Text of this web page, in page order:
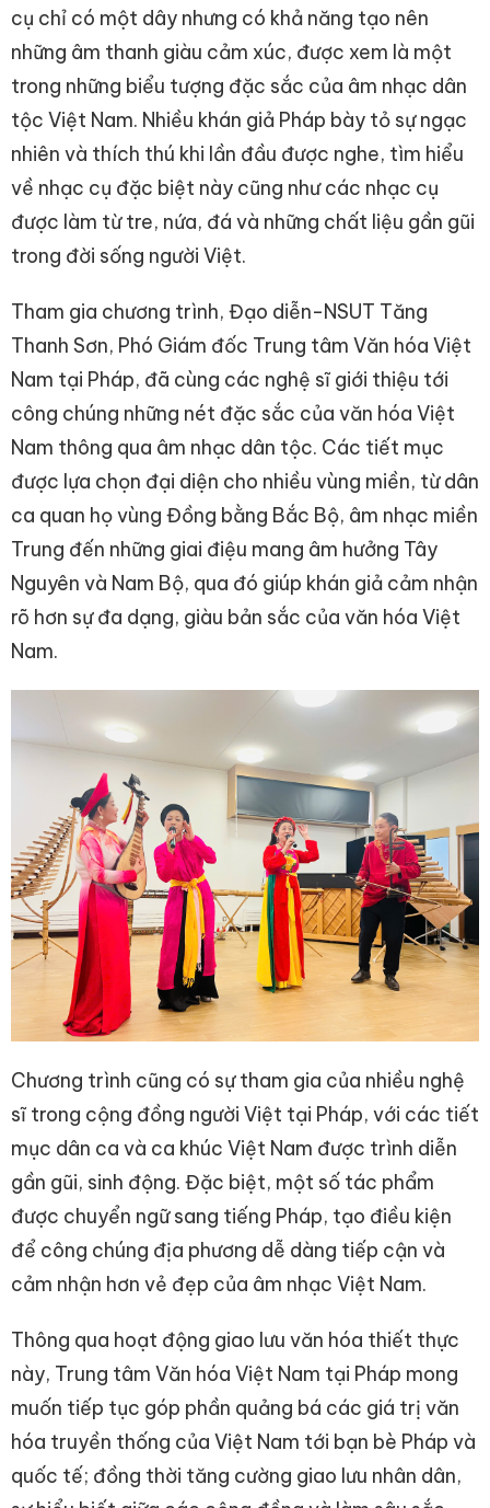
cụ chỉ có một dây nhưng có khả năng tạo nên
những âm thanh giàu cảm xúc, được xem là một
trong những biểu tượng đặc sắc của âm nhạc dân
tộc Việt Nam. Nhiều khán giả Pháp bày tỏ sự ngạc
nhiên và thích thú khi lần đầu được nghe, tìm hiểu
về nhạc cụ đặc biệt này cũng như các nhạc cụ
được làm từ tre, nứa, đá và những chất liệu gần gũi
trong đời sống người Việt.
Tham gia chương trình, Đạo diễn-NSUT Tăng
Thanh Sơn, Phó Giám đốc Trung tâm Văn hóa Việt
Nam tại Pháp, đã cùng các nghệ sĩ giới thiệu tới
công chúng những nét đặc sắc của văn hóa Việt
Nam thông qua âm nhạc dân tộc. Các tiết mục
được lựa chọn đại diện cho nhiều vùng miền, từ dân
ca quan họ vùng Đồng bằng Bắc Bộ, âm nhạc miền
Trung đến những giai điệu mang âm hưởng Tây
Nguyên và Nam Bộ, qua đó giúp khán giả cảm nhận
rõ hơn sự đa dạng, giàu bản sắc của văn hóa Việt
Nam.
Chương trình cũng có sự tham gia của nhiều nghệ
sĩ trong cộng đồng người Việt tại Pháp, với các tiết
mục dân ca và ca khúc Việt Nam được trình diễn
gần gũi, sinh động. Đặc biệt, một số tác phẩm
được chuyển ngữ sang tiếng Pháp, tạo điều kiện
để công chúng địa phương dễ dàng tiếp cận và
cảm nhận hơn vẻ đẹp của âm nhạc Việt Nam.
Thông qua hoạt động giao lưu văn hóa thiết thực
này, Trung tâm Văn hóa Việt Nam tại Pháp mong
muốn tiếp tục góp phần quảng bá các giá trị văn
hóa truyền thống của Việt Nam tới bạn bè Pháp và
quốc tế; đồng thời tăng cường giao lưu nhân dân,